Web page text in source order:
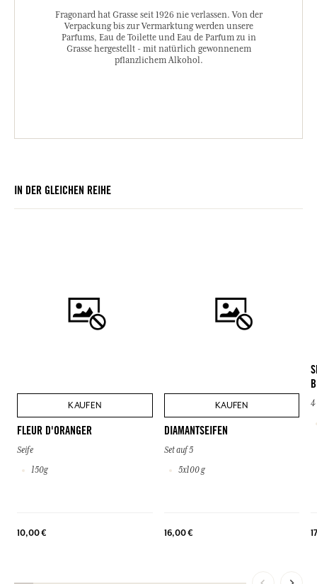
Fragonard hat Grasse seit 1926 nie verlassen. Von der
Verpackung bis zur Vermarktung werden unsere
Parfums, Eau de Toilette und Eau de Parfum zu in
Grasse hergestellt - mit natürlich gewonnenem
pflanzlichem Alkohol.
IN DER GLEICHEN REIHE
KAUFEN
FLEUR D'ORANGER
Seife
150g
10,00 €
KAUFEN
DIAMANTSEIFEN
Set auf 5
5x100 g
16,00 €
4